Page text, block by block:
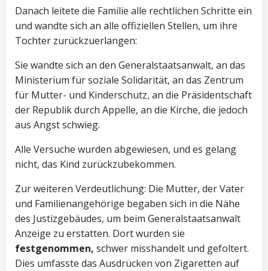
Danach leitete die Familie alle rechtlichen Schritte ein
und wandte sich an alle offiziellen Stellen, um ihre
Tochter zurückzuerlangen:
Sie wandte sich an den Generalstaatsanwalt, an das
Ministerium für soziale Solidarität, an das Zentrum
für Mutter- und Kinderschutz, an die Präsidentschaft
der Republik durch Appelle, an die Kirche, die jedoch
aus Angst schwieg.
Alle Versuche wurden abgewiesen, und es gelang
nicht, das Kind zurückzubekommen.
Zur weiteren Verdeutlichung: Die Mutter, der Vater
und Familienangehörige begaben sich in die Nähe
des Justizgebäudes, um beim Generalstaatsanwalt
Anzeige zu erstatten. Dort wurden sie
festgenommen, schwer misshandelt und gefoltert.
Dies umfasste das Ausdrücken von Zigaretten auf